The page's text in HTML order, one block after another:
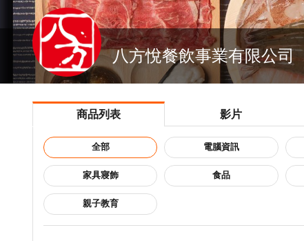
八方悅餐飲事業有限公司
商品列表 影片
全部 電腦資訊
家具寢飾 食品
親子教育